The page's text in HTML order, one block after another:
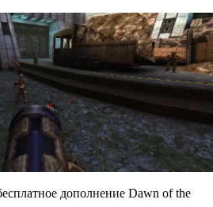
дополнение Dawn of the